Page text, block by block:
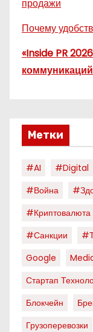
продажи
Почему
«Inside PR
коммуникаций
Метки
#AI #digital
#война
#криптовалюта
#санкции
Google
Стартап
Блокчейн
Грузоперевозки